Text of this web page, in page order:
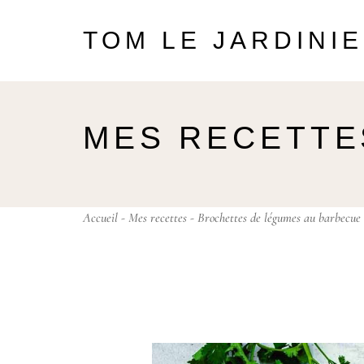
TOM LE
MES
Accueil - Mes recettes - Brochettes de légumes au barbecue